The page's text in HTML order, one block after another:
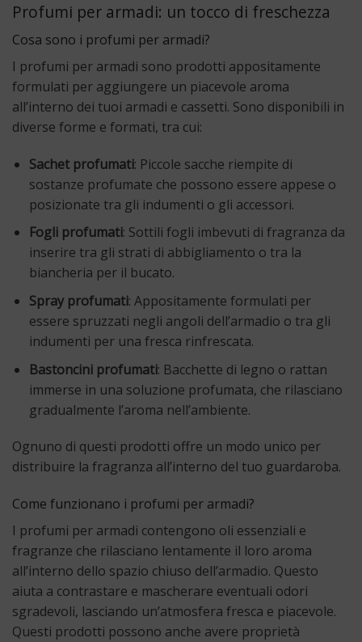
Profumi per armadi: un tocco di freschezza
Cosa sono i profumi per armadi?
I profumi per armadi sono prodotti appositamente
formulati per aggiungere un piacevole aroma
all’interno dei tuoi armadi e cassetti. Sono disponibili in
diverse forme e formati, tra cui:
Sachet profumati: Piccole sacche riempite di
sostanze profumate che possono essere appese o
posizionate tra gli indumenti o gli accessori.
Fogli profumati: Sottili fogli imbevuti di fragranza da
inserire tra gli strati di abbigliamento o tra la
biancheria per il bucato.
Spray profumati: Appositamente formulati per
essere spruzzati negli angoli dell’armadio o tra gli
indumenti per una fresca rinfrescata.
Bastoncini profumati: Bacchette di legno o rattan
immerse in una soluzione profumata, che rilasciano
gradualmente l’aroma nell’ambiente.
Ognuno di questi prodotti offre un modo unico per
distribuire la fragranza all’interno del tuo guardaroba.
Come funzionano i profumi per armadi?
I profumi per armadi contengono oli essenziali e
fragranze che rilasciano lentamente il loro aroma
all’interno dello spazio chiuso dell’armadio. Questo
aiuta a contrastare e mascherare eventuali odori
sgradevoli, lasciando un’atmosfera fresca e piacevole.
Questi prodotti possono anche avere proprietà